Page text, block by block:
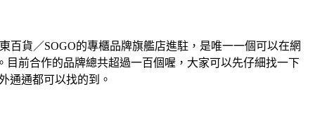
百貨／SOGO的專櫃品牌旗艦店進駐，是唯一一個可以在網
目前合作的品牌總共超過一百個喔，大家可以先仔細找一下
通通都可以找的到。